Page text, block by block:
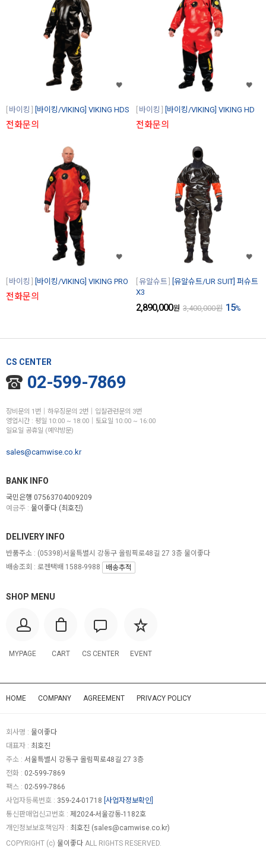
바이킹 [바이킹/VIKING] VIKING HDS
전화문의
바이킹 [바이킹/VIKING] VIKING HD
전화문의
바이킹 [바이킹/VIKING] VIKING PRO
전화문의
유알슈트
[유알슈트/UR SUIT] 퍼슈트
X3
2,890,000원 3,400,000원 15%
CS CENTER
02-599-7869
장비문의 1번│하우징문의 2번│입찰관련문의 3번
영업시간 : 평일 10:00 ~ 18:00│토요일 10:00 ~ 16:00
일요일 공휴일 (예약방문)
sales@camwise.co.kr
BANK INFO
국민은행 07563704009209
예금주 : 물이좋다 (최호진)
SHOP MENU
MYPAGE CART CS CENTER EVENT
DELIVERY INFO
반품주소 : (05398)서울특별시 강동구 올림픽로48길 27 3층 물이좋다
배송조회 : 로젠택배 1588-9988
배송추적
HOME COMPANY AGREEMENT PRIVACY POLICY
회사명 : 물이좋다
대표자 : 최호진
주소 : 서울특별시 강동구 올림픽로48길 27 3층
전화 : 02-599-7869
팩스 : 02-599-7866
사업자등록번호 : 359-24-01718 [사업자정보확인]
통신판매업신고번호 : 제2024-서울강동-1182호
개인정보보호책임자 : 최호진 (sales@camwise.co.kr)
COPYRIGHT (c) 물이좋다 ALL RIGHTS RESERVED.